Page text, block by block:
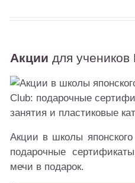
Акции для
Акции в школы
подарочные
мечи в подарок.